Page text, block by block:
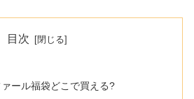
目次
ァール福袋どこで買える?